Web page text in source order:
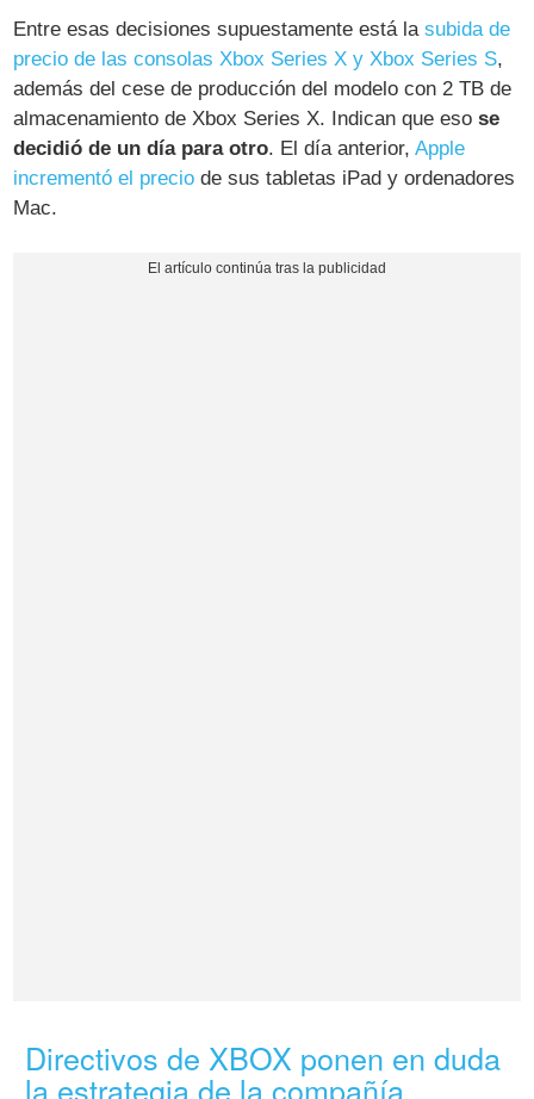
Entre esas decisiones supuestamente está lasubida de
precio de las consolas Xbox Series X y Xbox Series S,
además del cese de producción del modelo con 2 TB de
almacenamiento de Xbox Series X. Indican que esose
decidió de un día para otro. El día anterior,Apple
incrementó el precio de sus tabletas iPad y ordenadores
Mac.
Directivos de XBOX ponen en duda
la estrategia de la compañía